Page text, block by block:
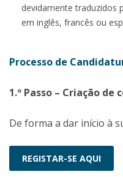
devidamente traduzidos
em inglês, francês ou
Processo de
1.º Passo – Criação
De forma a dar início à
REGISTAR-SE AQUI